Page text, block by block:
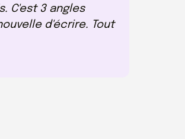
C'est 3 angles
d'écrire. Tout